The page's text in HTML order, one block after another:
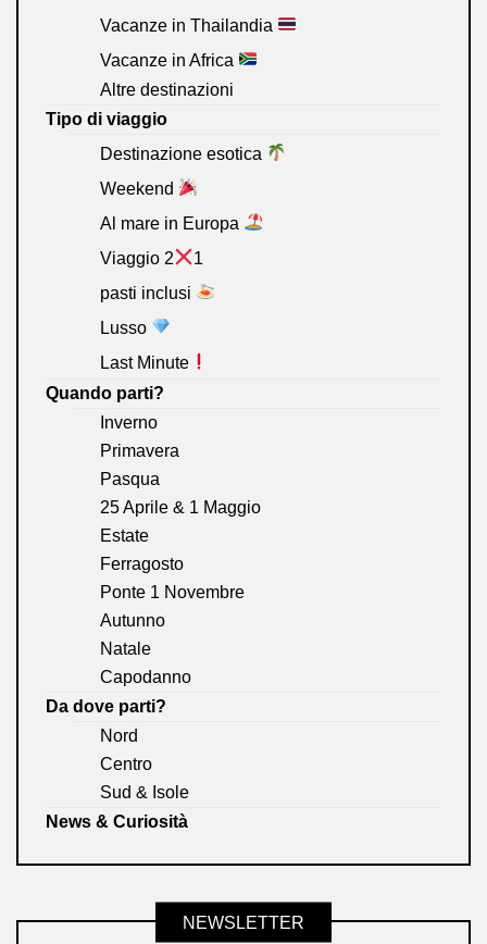
Vacanze in Thailandia
Vacanze in Africa
Altre destinazioni
Tipo di viaggio
Destinazione esotica
Weekend
Al mare in Europa
Viaggio 2
1
pasti inclusi
Lusso
Last Minute
Quando parti?
Inverno
Primavera
Pasqua
25 Aprile & 1 Maggio
Estate
Ferragosto
Ponte 1 Novembre
Autunno
Natale
Capodanno
Da dove parti?
Nord
Centro
Sud & Isole
News & Curiosità
NEWSLETTER